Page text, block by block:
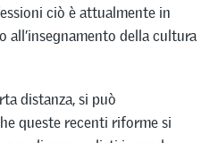
ciò è attualmente in
all’insegnamento della cultura
distanza, si può
queste recenti riforme si